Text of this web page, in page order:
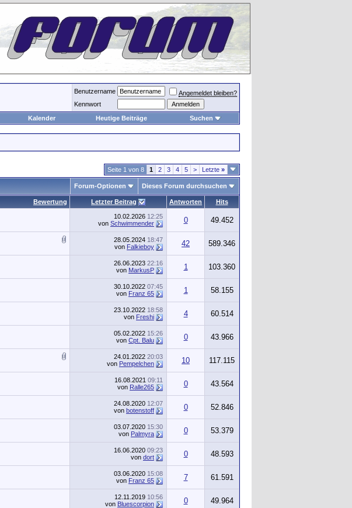
Benutzername
Angemeldet bleiben?
Kennwort
Kalender Heutige Beiträge Suchen
Seite 1 von 8 1 2 3 4 5 > Letzte »
Forum-Optionen Dieses Forum durchsuchen
Bewertung Letzter Beitrag Antworten Hits
10.02.2026 12:25
von Schwimmender 0 49.452
28.05.2024 18:47
von Falkieboy 42 589.346
26.06.2023 22:16
von MarkusP 1 103.360
30.10.2022 07:45
von Franz 65 1 58.155
23.10.2022 18:58
von Freshi 4 60.514
05.02.2022 15:26
von Cpt. Balu 0 43.966
24.01.2022 20:03
von Pempelchen 10 117.115
16.08.2021 09:11
von Ralle265 0 43.564
24.08.2020 12:07
von botenstoff 0 52.846
03.07.2020 15:30
von Palmyra 0 53.379
16.06.2020 09:23
von dort 0 48.593
03.06.2020 15:08
von Franz 65 7 61.591
12.11.2019 10:56
von Bluescorpion 0 49.964